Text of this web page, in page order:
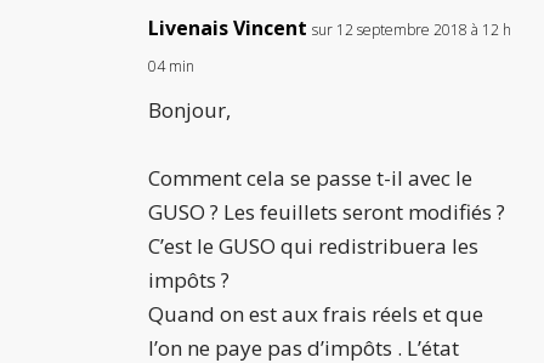
Livenais Vincent sur 12 septembre 2018 à 12 h
04 min
Bonjour,
Comment cela se passe t-il avec le
GUSO ? Les feuillets seront modifiés ?
C’est le GUSO qui redistribuera les
impôts ?
Quand on est aux frais réels et que
l’on ne paye pas d’impôts . L’état